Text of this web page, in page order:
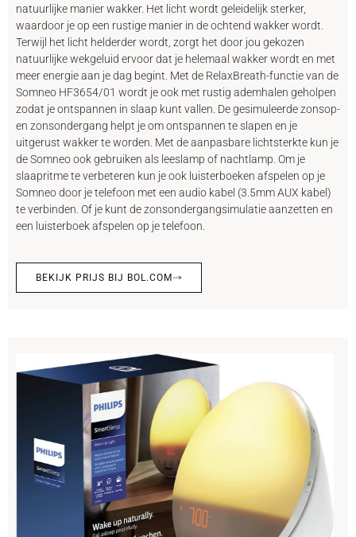
natuurlijke manier wakker. Het licht wordt geleidelijk sterker,
waardoor je op een rustige manier in de ochtend wakker wordt.
Terwijl het licht helderder wordt, zorgt het door jou gekozen
natuurlijke wekgeluid ervoor dat je helemaal wakker wordt en met
meer energie aan je dag begint. Met de RelaxBreath-functie van de
Somneo HF3654/01 wordt je ook met rustig ademhalen geholpen
zodat je ontspannen in slaap kunt vallen. De gesimuleerde zonsop-
en zonsondergang helpt je om ontspannen te slapen en je
uitgerust wakker te worden. Met de aanpasbare lichtsterkte kun je
de Somneo ook gebruiken als leeslamp of nachtlamp. Om je
slaapritme te verbeteren kun je ook luisterboeken afspelen op je
Somneo door je telefoon met een audio kabel (3.5mm AUX kabel)
te verbinden. Of je kunt de zonsondergangsimulatie aanzetten en
een luisterboek afspelen op je telefoon.
BEKIJK PRIJS BIJ BOL.COM